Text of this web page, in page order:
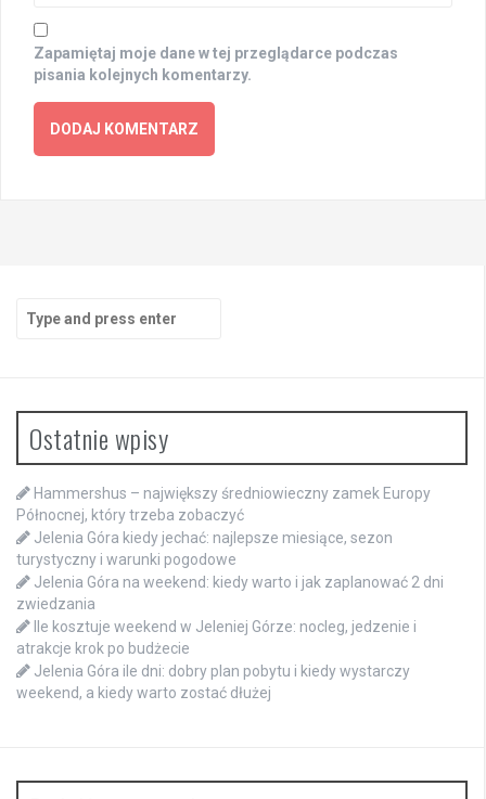
Zapamiętaj moje dane w tej przeglądarce podczas
pisania kolejnych komentarzy.
for:
Ostatnie wpisy
Hammershus – największy średniowieczny zamek Europy
Północnej, który trzeba zobaczyć
Jelenia Góra kiedy jechać: najlepsze miesiące, sezon
turystyczny i warunki pogodowe
Jelenia Góra na weekend: kiedy warto i jak zaplanować 2 dni
zwiedzania
Ile kosztuje weekend w Jeleniej Górze: nocleg, jedzenie i
atrakcje krok po budżecie
Jelenia Góra ile dni: dobry plan pobytu i kiedy wystarczy
weekend, a kiedy warto zostać dłużej